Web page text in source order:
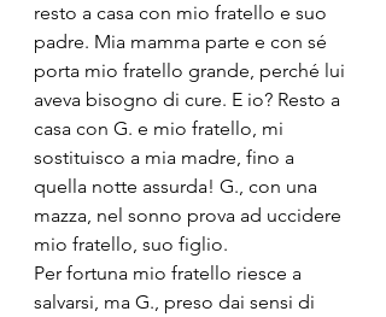
resto a casa con mio fratello e suo
padre. Mia mamma parte e con sé
porta mio fratello grande, perché lui
aveva bisogno di cure. E io? Resto a
casa con G. e mio fratello, mi
sostituisco a mia madre, fino a
quella notte assurda! G., con una
mazza, nel sonno prova ad uccidere
mio fratello, suo figlio.
Per fortuna mio fratello riesce a
salvarsi, ma G., preso dai sensi di